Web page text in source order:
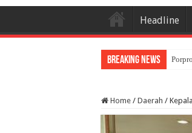
Headline
Breaking News
Home / Daerah /